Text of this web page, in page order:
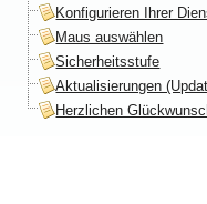
Konfigurieren Ihrer
Maus auswählen
Sicherheitsstufe
Aktualisierungen
Herzlichen